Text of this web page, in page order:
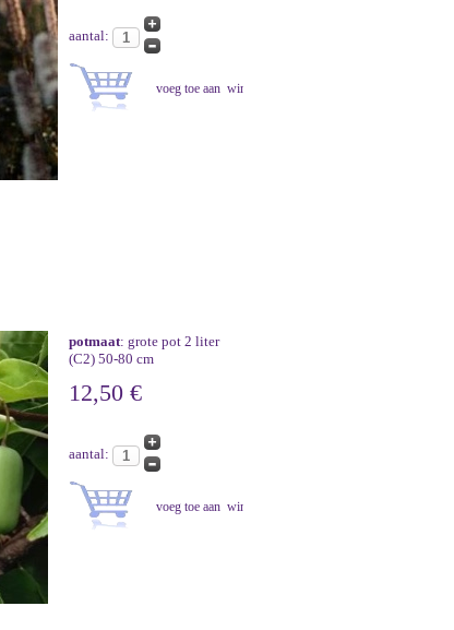
aantal:
potmaat: grote pot 2 liter
(C2) 50-80 cm
12,50 €
aantal: